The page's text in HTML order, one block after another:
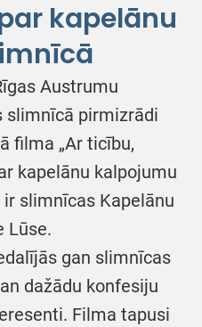
kapelānu
Austrumu
slimnīcā pirmizrādi
filma „Ar ticību,
kapelānu kalpojumu
slimnīcas Kapelānu
Lūse.
gan slimnīcas
dažādu konfesiju
Filma tapusi